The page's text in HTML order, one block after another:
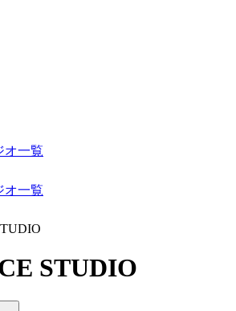
オ一覧
オ一覧
STUDIO